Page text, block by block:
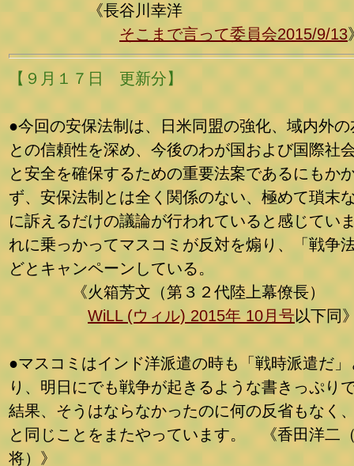
《長谷川幸洋
そこまで言って委員会2015/9/13
【９月１７日 更新分】
●今回の安保法制は、日米同盟の強化、域内外の
との信頼性を深め、今後のわが国および国際社
と安全を確保するための重要法案であるにもか
ず、安保法制とは全く関係のない、極めて瑣末
に訴えるだけの議論が行われていると感じてい
れに乗っかってマスコミが反対を煽り、「戦争
どとキャンペーンしている。
《火箱芳文（第３２代陸上幕僚長）
WiLL (ウィル) 2015年 10月号以下同
●マスコミはインド洋派遣の時も「戦時派遣だ」
り、明日にでも戦争が起きるような書きっぷり
結果、そうはならなかったのに何の反省もなく
と同じことをまたやっています。 《香田洋二
将）》